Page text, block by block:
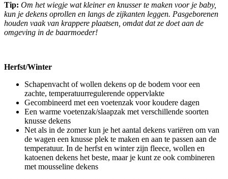
Tip: Om het wiegje wat kleiner en knusser te maken voor je baby,
kun je dekens oprollen en langs de zijkanten leggen. Pasgeborenen
houden vaak van krappere plaatsen, omdat dat ze doet aan de
omgeving in de baarmoeder!
Herfst/Winter
Schapenvacht of wollen dekens op de bodem voor een
zachte, temperatuurregulerende oppervlakte
Gecombineerd met een voetenzak voor koudere dagen
Een warme voetenzak/slaapzak met verschillende soorten
knusse dekens
Net als in de zomer kun je het aantal dekens variëren om van
de wagen een knusse plek te maken en aan te passen aan de
temperatuur. In de herfst en winter zijn fleece, wollen en
katoenen dekens het beste, maar je kunt ze ook combineren
met mousseline dekens